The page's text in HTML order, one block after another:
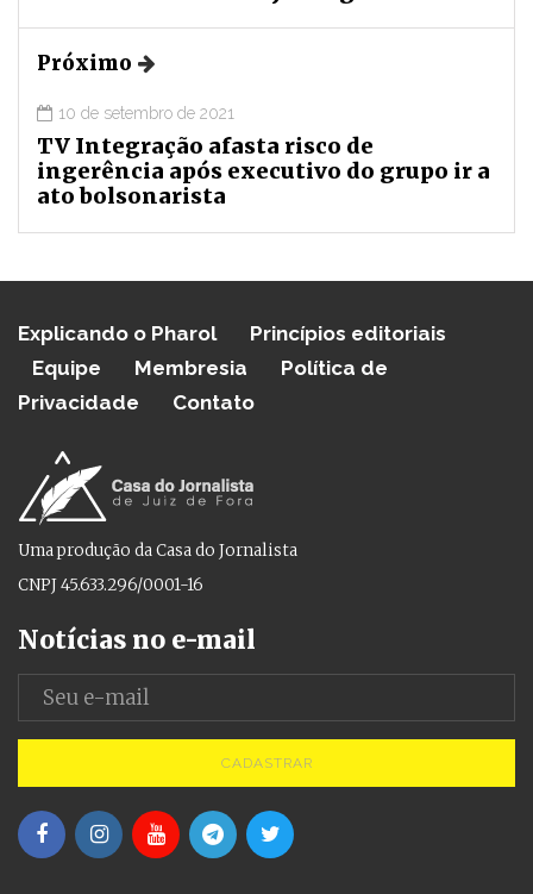
Próximo
10 de setembro de 2021
TV Integração afasta risco de
ingerência após executivo do grupo ir a
ato bolsonarista
Explicando o Pharol
Princípios editoriais
Equipe
Membresia
Política de
Privacidade
Contato
Uma produção da Casa do Jornalista
CNPJ 45.633.296/0001-16
Notícias no e-mail
CADASTRAR